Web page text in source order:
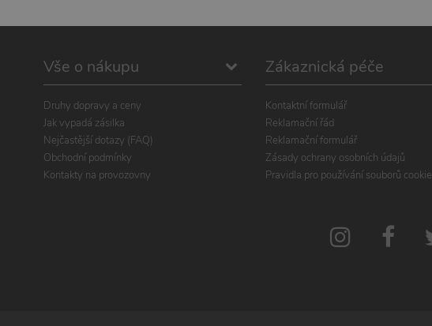
Vše o nákupu
Druhy dopravy a ceny
Jak vypadá zásilka
Nejčastější dotazy (FAQ)
Obchodní podmínky
Kontakty na provozovny
Zákaznická péče
Kontaktní formulář
Reklamační řád
Reklamační formulář
Zásady ochrany osobních údajů
Pravidla pro používání souborů cookie